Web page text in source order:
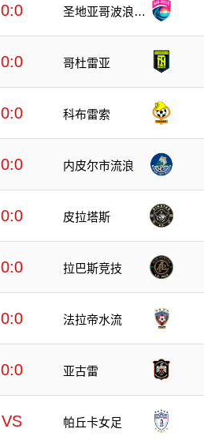
0:0
圣地亚哥波浪女
0:0 哥杜雷亚
0:0 科布雷索
0:0 内皮尔市流浪
0:0 皮拉塔斯
0:0 拉巴斯竞技
0:0 法拉帝水流
0:0 亚古雷
VS 帕丘卡女足